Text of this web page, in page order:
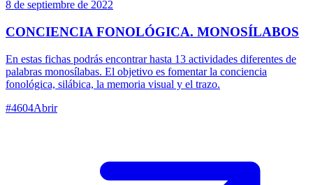
8 de septiembre de 2022
CONCIENCIA FONOLÓGICA. MONOSÍLABOS
En estas fichas podrás encontrar hasta 13 actividades diferentes de
palabras monosílabas. El objetivo es fomentar la conciencia
fonológica, silábica, la memoria visual y el trazo.
#4604Abrir